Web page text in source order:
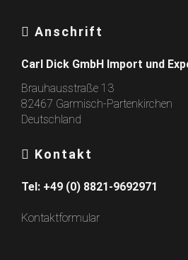
Anschrift
Carl Dick GmbH Import und
Brauhausstraße 13
82467 Garmisch-Partenkirchen
Deutschland
Kontakt
Tel: +49 (0) 8821-9692971
Kontaktformular